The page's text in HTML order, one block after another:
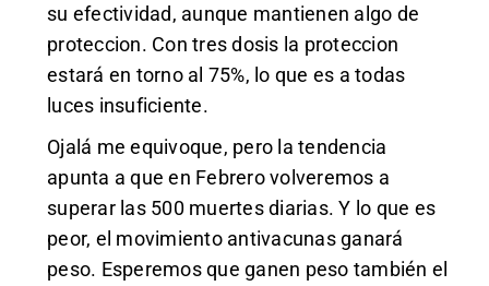
su efectividad, aunque mantienen algo de
proteccion. Con tres dosis la proteccion
estará en torno al 75%, lo que es a todas
luces insuficiente.
Ojalá me equivoque, pero la tendencia
apunta a que en Febrero volveremos a
superar las 500 muertes diarias. Y lo que es
peor, el movimiento antivacunas ganará
peso. Esperemos que ganen peso también el